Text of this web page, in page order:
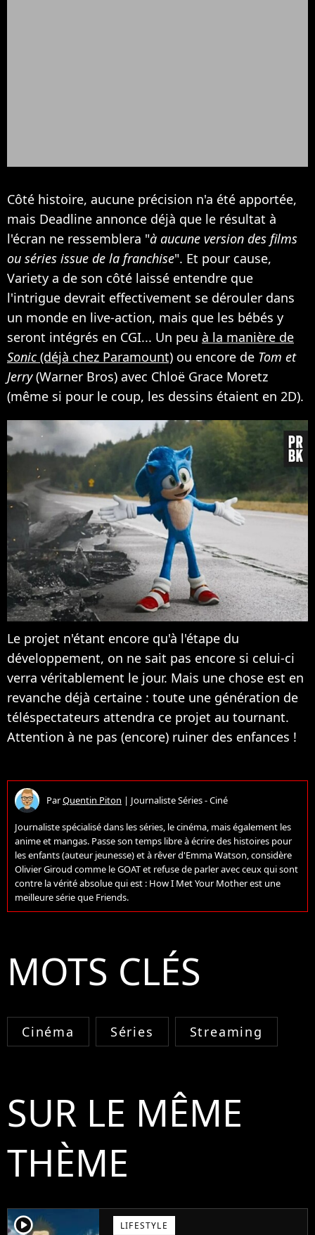
Côté histoire, aucune précision n'a été apportée,
mais Deadline annonce déjà que le résultat à
l'écran ne ressemblera "à aucune version des films
ou séries issue de la franchise". Et pour cause,
Variety a de son côté laissé entendre que
l'intrigue devrait effectivement se dérouler dans
un monde en live-action, mais que les bébés y
seront intégrés en CGI... Un peu à la manière de
Sonic(déjà chez Paramount) ou encore de Tom et
Jerry(Warner Bros) avec Chloë Grace Moretz
(même si pour le coup, les dessins étaient en 2D).
Le projet n'étant encore qu'à l'étape du
développement, on ne sait pas encore si celui-ci
verra véritablement le jour. Mais une chose est en
revanche déjà certaine : toute une génération de
téléspectateurs attendra ce projet au tournant.
Attention à ne pas (encore) ruiner des enfances !
ParQuentin Piton | Journaliste Séries - Ciné
Journaliste spécialisé dans les séries, le cinéma, mais également les
anime et mangas. Passe son temps libre à écrire des histoires pour
les enfants (auteur jeunesse) et à rêver d'Emma Watson, considère
Olivier Giroud comme le GOAT et refuse de parler avec ceux qui sont
contre la vérité absolue qui est : How I Met Your Mother est une
meilleure série que Friends.
MOTS CLÉS
Cinéma Séries Streaming
SUR LE MÊME
THÈME
player2 LIFESTYLE